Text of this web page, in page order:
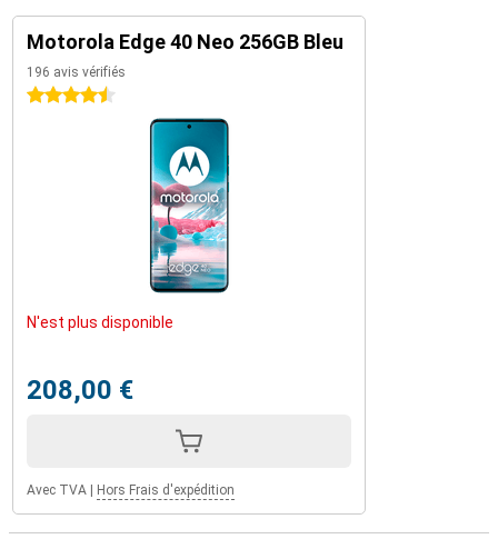
Motorola Edge 40 Neo 256GB Bleu
196 avis vérifiés
4.5 étoiles
N'est plus disponible
208,00 €
Avec TVA Hors Frais d'expédition